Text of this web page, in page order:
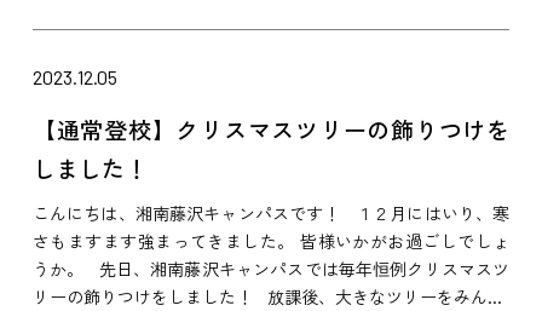
2023.12.05
【通常登校】クリスマスツリーの飾りつけを
しました！
こんにちは、湘南藤沢キャンパスです！ １２月にはいり、寒
さもますます強まってきました。 皆様いかがお過ごしでしょ
うか。 先日、湘南藤沢キャンパスでは毎年恒例クリスマスツ
リーの飾りつけをしました！ 放課後、大きなツリーをみん...